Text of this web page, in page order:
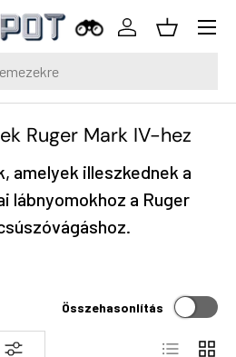
Bejelentkezés
Kosár
Menü
Ruger Mark IV-hez
amelyek illeszkednek a
lábnyomokhoz a Ruger
Összehasonlítás
Lista Rács